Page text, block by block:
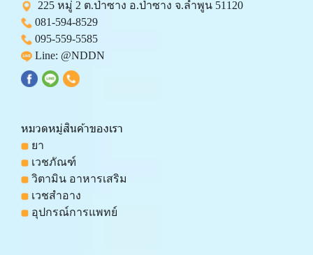
225 หมู่ 2 ต.ป่าซาง อ.ป่าซาง จ.ลำพูน 51120
081-594-8529
095-559-5585
Line: @NDDN
หมวดหมู่สินค้าของเรา
ยา
เวชภัณฑ์
วิตามิน อาหารเสริม
เวชสำอาง
อุปกรณ์การแพทย์